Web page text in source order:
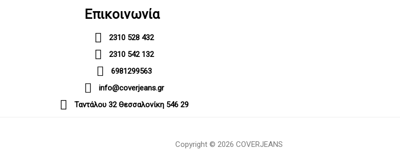
Επικοινωνία
2310 528 432
2310 542 132
6981299563
info@coverjeans.gr
Ταντάλου 32 Θεσσαλονίκη 546 29
Copyright © 2026 COVERJEANS